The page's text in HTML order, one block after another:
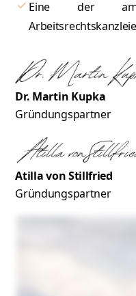
Eine der am
Dr. Martin Kupka
Gründungspartner
Atilla von Stillfried
Gründungspartner